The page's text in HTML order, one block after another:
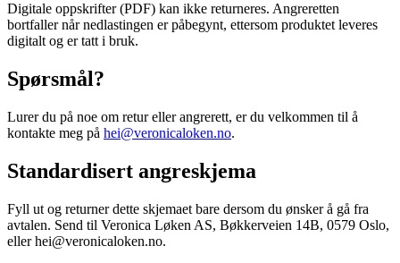
Digitale oppskrifter (PDF) kan ikke returneres. Angreretten
bortfaller når nedlastingen er påbegynt, ettersom produktet leveres
digitalt og er tatt i bruk.
Spørsmål?
Lurer du på noe om retur eller angrerett, er du velkommen til å
kontakte meg på hei@veronicaloken.no.
Standardisert angreskjema
Fyll ut og returner dette skjemaet bare dersom du ønsker å gå fra
avtalen. Send til Veronica Løken AS, Bøkkerveien 14B, 0579 Oslo,
eller hei@veronicaloken.no.